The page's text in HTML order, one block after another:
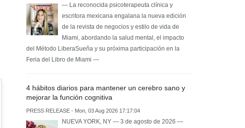
— La reconocida psicoterapeuta clínica y
escritora mexicana engalana la nueva edición
de la revista de negocios y estilo de vida de
Miami, abordando la salud mental, el impacto
del Método LiberaSueña y su próxima participación en la
Feria del Libro de Miami —
4 hábitos diarios para mantener un cerebro sano y
mejorar la función cognitiva
PRESS RELEASE - Mon, 03 Aug 2026 17:17:04
NUEVA YORK, NY — 3 de agosto de 2026 —